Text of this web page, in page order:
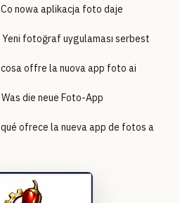
nowa aplikacja foto daje
fotoğraf uygulaması serbest
offre la nuova app foto ai
die neue Foto-App
ofrece la nueva app de fotos a